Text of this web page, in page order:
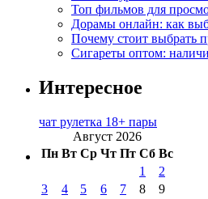
Топ фильмов для
Дорамы онлайн: как
Почему стоит выбрать
Сигареты оптом:
Интересное
чат рулетка 18+ пары
Август 2026
Пн Вт Ср Чт Пт Сб Вс
1
2
3
4 5 6 7 8
9